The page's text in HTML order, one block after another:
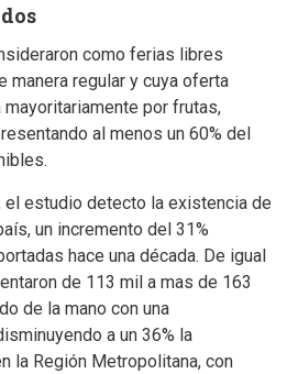
como ferias libres
manera regular y cuya oferta
por frutas,
al menos un 60% del
estudio detecto la existencia de
un incremento del 31%
hace una década. De igual
de 113 mil a mas de 163
de la mano con una
a un 36% la
la Región Metropolitana, con